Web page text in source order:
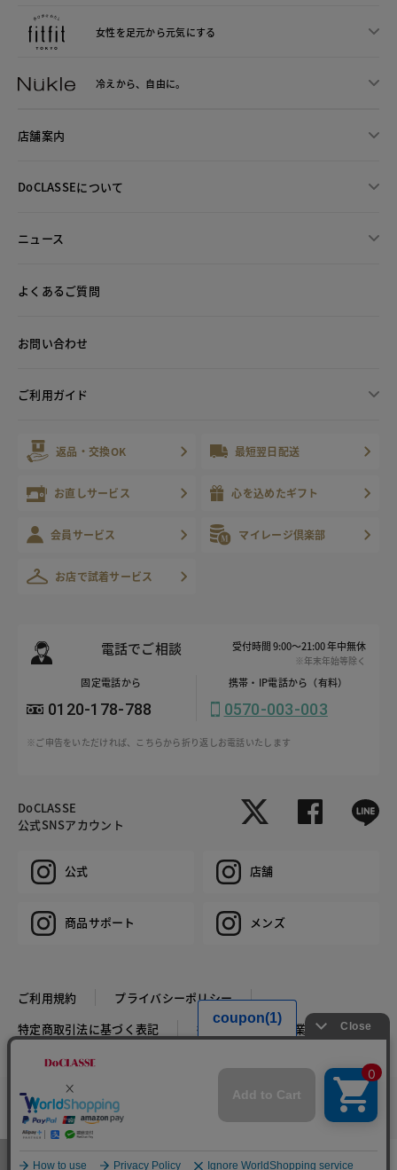
カラー・サイズを選択する
女性を足元から元気にする
冷えから、 自由に。
店舗案内
DoCLASSEについて
ニュース
よくあるご質問
お問い合わせ
ご利用ガイド
返品・交換OK 最短翌日配送
お直しサービス 心を込めたギフト
会員サービス マイレージ倶楽部
お店で試着サービス
電話でご相談 受付時間 9:00～21:00 年中無休
※年末年始等除く
固定電話から
0120-178-788
携帯・IP電話から（有料）
0570-003-003
※ご申告をいただければ、こちらから折り返しお電話いたします
DoCLASSE
公式SNSアカウント
公式 店舗
商品サポート メンズ
ご利用規約
プライバシーポリシー
特定商取引法に基づく表記
推奨環境 企業情報
COPYRIGHT © DoCLASSE ALL RIGHTS RESERVED.